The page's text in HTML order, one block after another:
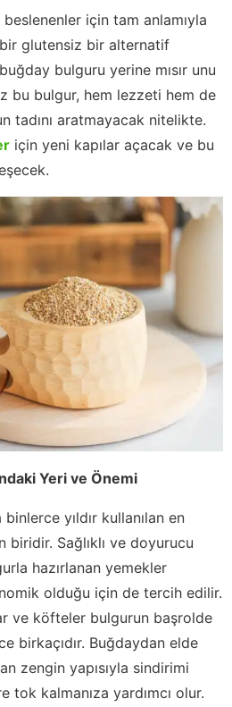
için tam anlamıyla
glutensiz bir alternatif
bulguru yerine mısır unu
bu bulgur, hem lezzeti hem de
tadını aratmayacak nitelikte.
için yeni kapılar açacak ve bu
Yeri ve Önemi
yıldır kullanılan en
biridir. Sağlıklı ve doyurucu
hazırlanan yemekler
olduğu için de tercih edilir.
ve köfteler bulgurun başrolde
birkaçıdır. Buğdaydan elde
zengin yapısıyla sindirimi
tok kalmanıza yardımcı olur.